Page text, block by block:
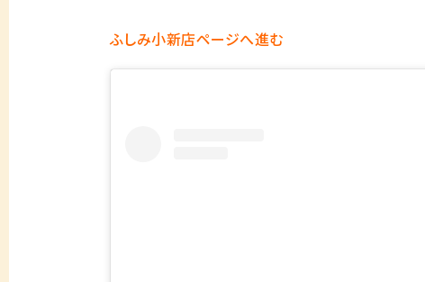
ふしみ小新店ページへ進む